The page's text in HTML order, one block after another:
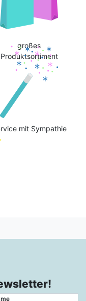
großes
Produktsortiment
mit Sympathie